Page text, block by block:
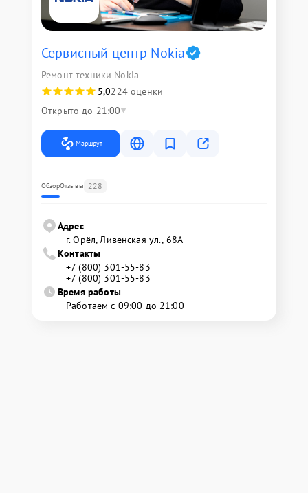
Сервисный центр Nokia
Ремонт техники Nokia
5,0224 оценки
Открыто до 21:00
Маршрут
ОбзорОтзывы 228
Адрес
г. Орёл, Ливенская ул., 68А
Контакты
+7 (800) 301-55-83
+7 (800) 301-55-83
Время работы
Работаем с 09:00 до 21:00